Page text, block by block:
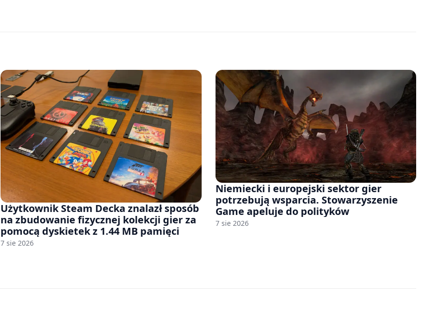
Użytkownik Steam Decka znalazł sposób
na zbudowanie fizycznej kolekcji gier za
pomocą dyskietek z 1.44 MB pamięci
7 sie 2026
Niemiecki i europejski sektor gier
potrzebują wsparcia. Stowarzyszenie
Game apeluje do polityków
7 sie 2026